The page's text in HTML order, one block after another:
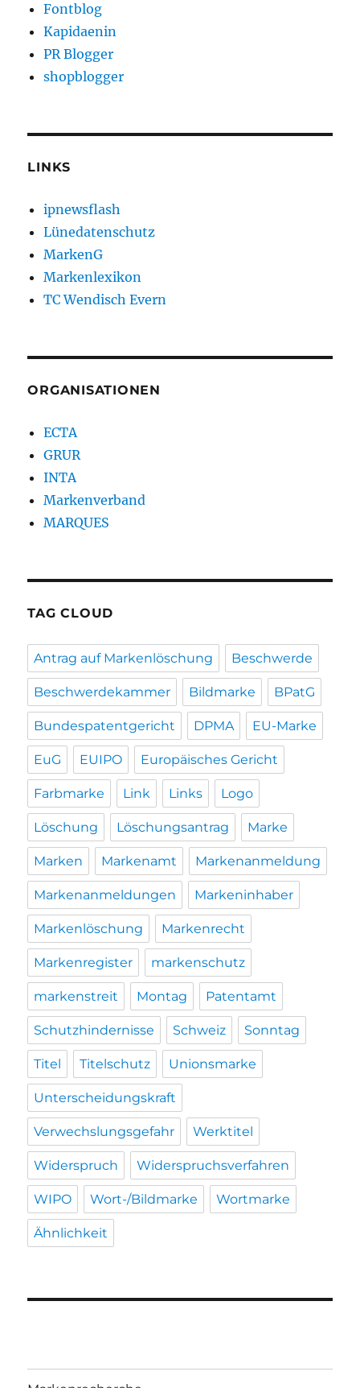
Fontblog
Kapidaenin
PR Blogger
shopblogger
LINKS
ipnewsflash
Lünedatenschutz
MarkenG
Markenlexikon
TC Wendisch Evern
ORGANISATIONEN
ECTA
GRUR
INTA
Markenverband
MARQUES
TAG CLOUD
Antrag auf Markenlöschung Beschwerde
Beschwerdekammer Bildmarke BPatG
Bundespatentgericht DPMA EU-Marke
EuG EUIPO Europäisches Gericht
Farbmarke Link Links Logo
Löschung Löschungsantrag Marke
Marken Markenamt Markenanmeldung
Markenanmeldungen Markeninhaber
Markenlöschung Markenrecht
Markenregister markenschutz
markenstreit Montag Patentamt
Schutzhindernisse Schweiz Sonntag
Titel Titelschutz Unionsmarke
Unterscheidungskraft
Verwechslungsgefahr Werktitel
Widerspruch Widerspruchsverfahren
WIPO Wort-/Bildmarke Wortmarke
Ähnlichkeit